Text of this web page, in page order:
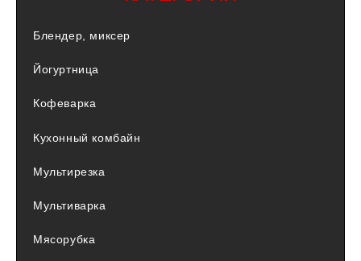
Блендер, миксер
Йогуртница
Кофеварка
Кухонный комбайн
Мультирезка
Мультиварка
Мясорубка